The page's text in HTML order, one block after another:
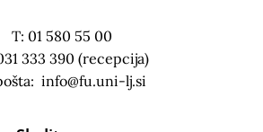
T: 01 580 55 00
333 390 (recepcija)
info@fu.uni-lj.si